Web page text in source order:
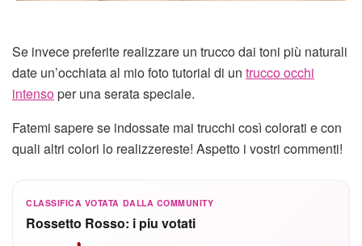
Se invece preferite realizzare un trucco dai toni più naturali
date un’occhiata al mio foto tutorial di un trucco occhi
intensoper una serata speciale.
Fatemi sapere se indossate mai trucchi così colorati e con
quali altri colori lo realizzereste! Aspetto i vostri commenti!
CLASSIFICA VOTATA DALLA COMMUNITY
Rossetto Rosso: i piu votati